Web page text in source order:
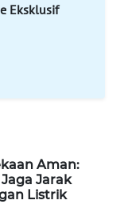
Eksklusif
Aman:
Jarak
Listrik